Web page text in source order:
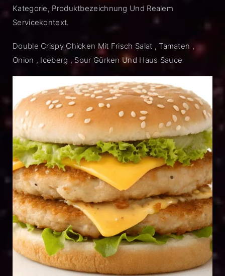
Kategorie, Produktbezeichnung Und Realem
Servicekontext.
Double Crispy Chicken Mit Frisch Salat , Tamaten ,
Onion , Iceberg , Sour Gürken Und Haus Sauce